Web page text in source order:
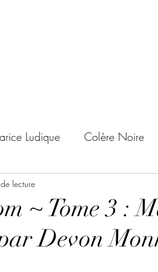
Ludique Colère Noire
Archives Temporelles
~ Tome 3 :
Devon
lecture